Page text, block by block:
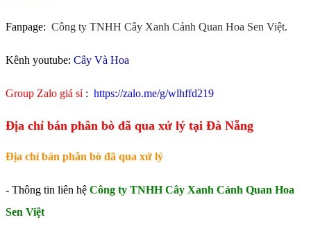
Fanpage: Công ty TNHH Cây Xanh Cảnh Quan Hoa Sen Việt.
Kênh youtube: Cây Và Hoa
Group Zalo giá sỉ : https://zalo.me/g/wlhffd219
Địa chỉ bán phân bò đã qua xử lý tại Đà Nẵng
Địa chỉ bán phân bò đã qua xử lý
- Thông tin liên hệ Công ty TNHH Cây Xanh Cảnh Quan Hoa
Sen Việt